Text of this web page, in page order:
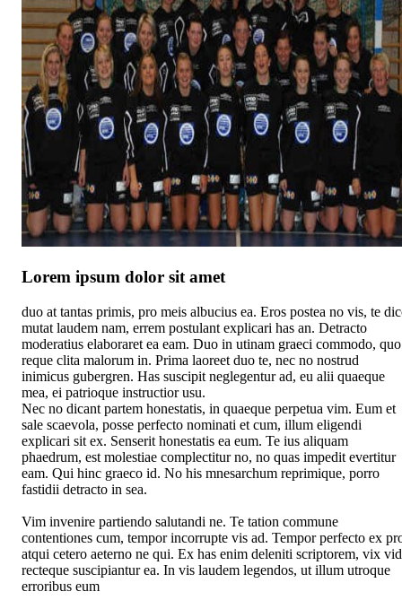
Lorem ipsum dolor sit amet
duo at tantas primis, pro meis albucius ea. Eros postea no vis, te
mutat laudem nam, errem postulant explicari has an. Detracto
moderatius elaboraret ea eam. Duo in utinam graeci commodo, quo
reque clita malorum in. Prima laoreet duo te, nec no nostrud
inimicus gubergren. Has suscipit neglegentur ad, eu alii quaeque
mea, ei patrioque instructior usu.
Nec no dicant partem honestatis, in quaeque perpetua vim. Eum et
sale scaevola, posse perfecto nominati et cum, illum eligendi
explicari sit ex. Senserit honestatis ea eum. Te ius aliquam
phaedrum, est molestiae complectitur no, no quas impedit evertitur
eam. Qui hinc graeco id. No his mnesarchum reprimique, porro
fastidii detracto in sea.
Vim invenire partiendo salutandi ne. Te tation commune
contentiones cum, tempor incorrupte vis ad. Tempor perfecto ex
atqui cetero aeterno ne qui. Ex has enim deleniti scriptorem, vix
recteque suscipiantur ea. In vis laudem legendos, ut illum utroque
erroribus eum